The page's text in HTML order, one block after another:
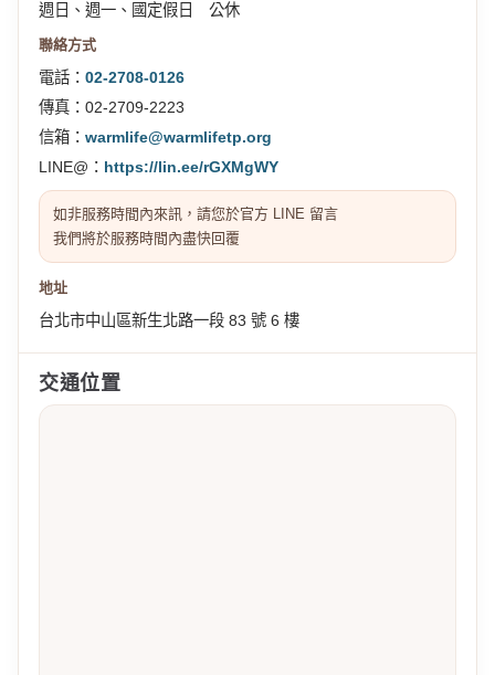
週日、週一、國定假日 公休
聯絡方式
電話： 02-2708-0126
傳真：02-2709-2223
信箱： warmlife@warmlifetp.org
LINE@： https://lin.ee/rGXMgWY
如非服務時間內來訊，請您於官方 LINE 留言
我們將於服務時間內盡快回覆
地址
台北市中山區新生北路一段 83 號 6 樓
交通位置